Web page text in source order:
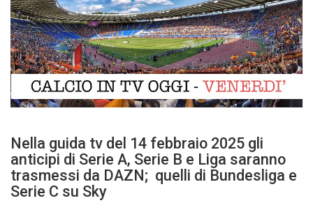
Nella guida tv del 14 febbraio 2025 gli
anticipi di Serie A, Serie B e Liga saranno
trasmessi da DAZN; quelli di Bundesliga e
Serie C su Sky